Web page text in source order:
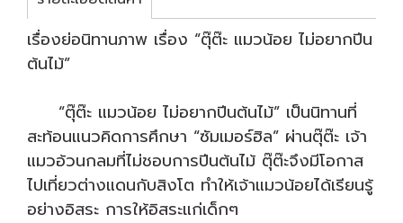
เรื่องย่อนิทานภาพ เรื่อง “ตุ๊ต๊ะ แมวน้อย ไม่อยากปีน
ต้นไม้”
“ตุ๊ต๊ะ แมวน้อย ไม่อยากปีนต้นไม้” เป็นนิทานที่
สะท้อนแนวคิดการศึกษา “ซัมเมอร์ฮิล” ผ่านตุ๊ต๊ะ เจ้า
แมวอ้วนกลมที่ไม่ชอบการปีนต้นไม้ ตุ๊ต๊ะจึงมีโอกาส
ไปเที่ยวต่างแดนกับสิงโต ทำให้เจ้าแมวน้อยได้เรียนรู้
อย่างอิสระ การให้อิสระแก่เด็กๆ